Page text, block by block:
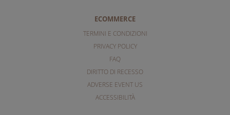
ECOMMERCE
TERMINI E CONDIZIONI
PRIVACY POLICY
FAQ
DIRITTO DI RECESSO
ADVERSE EVENT US
ACCESSIBILITÀ